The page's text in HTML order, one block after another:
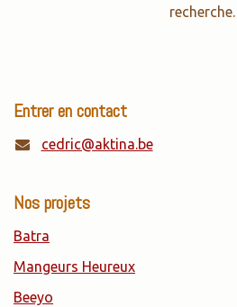
recherche.
Entrer en contact
cedric@aktina.be
Nos projets
Batra
Mangeurs Heureux
Beeyo